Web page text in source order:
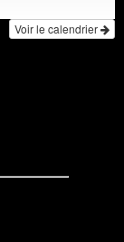
Voir le calendrier